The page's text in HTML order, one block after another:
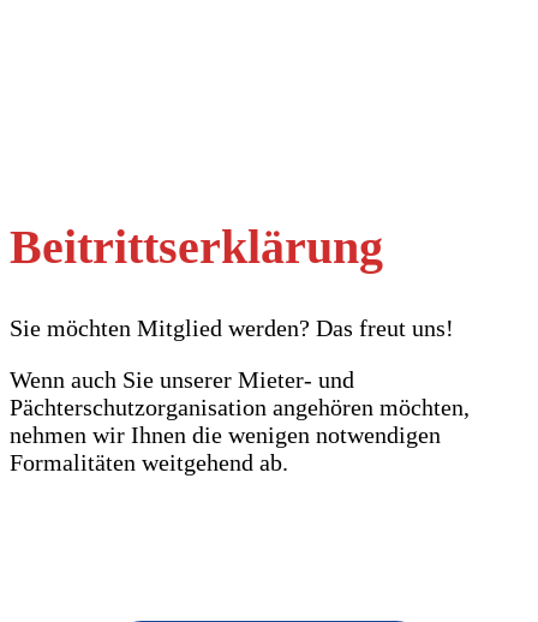
Beitrittserklärung
Sie möchten Mitglied werden? Das freut uns!
Wenn auch Sie unserer Mieter- und
Pächterschutzorganisation angehören möchten,
nehmen wir Ihnen die wenigen notwendigen
Formalitäten weitgehend ab.